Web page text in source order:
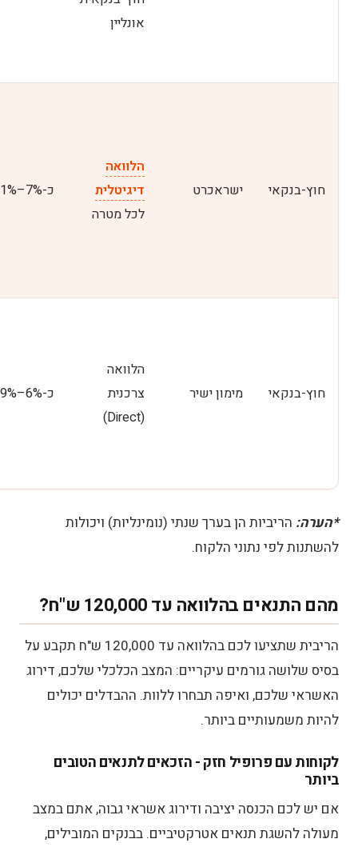
אונליין
חוץ-בנקאי ישראכרט
הלוואה
דיגיטלית
לכל מטרה
כ-7%–11%
חוץ-בנקאי מימון ישיר
הלוואה
צרכנית
(Direct)
כ-6%–9%
*הערה: הריביות הן בערך שנתי (נומינליות) ויכולות
להשתנות לפי נתוני הלקוח.
מהם התנאים בהלוואה עד 120,000 ש"ח?
הריבית שתציעו לכם בהלוואה עד 120,000 ש"ח תקבע על
בסיס שלושה גורמים עיקריים: המצב הכלכלי שלכם, דירוג
האשראי שלכם, ואיפה תבחרו ללוות. ההבדלים יכולים
להיות משמעותיים ביותר.
לקוחות עם פרופיל חזק - הזכאים לתנאים הטובים
ביותר
אם יש לכם הכנסה יציבה ודירוג אשראי גבוה, אתם במצב
מעולה להשגת תנאים אטרקטיביים. בבנקים המובילים,